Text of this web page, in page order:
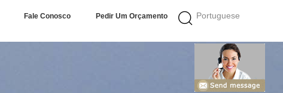
Portuguese
Fale Conosco Pedir Um Orçamento